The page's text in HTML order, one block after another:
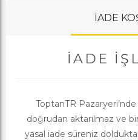
İADE
İADE
ToptanTR Pazaryeri’nde
doğrudan aktarılmaz ve
yasal iade süreniz